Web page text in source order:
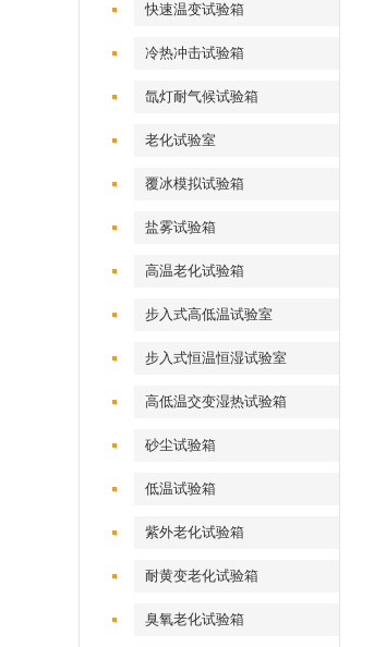
快速温变试验箱
冷热冲击试验箱
氙灯耐气候试验箱
老化试验室
覆冰模拟试验箱
盐雾试验箱
高温老化试验箱
步入式高低温试验室
步入式恒温恒湿试验室
高低温交变湿热试验箱
砂尘试验箱
低温试验箱
紫外老化试验箱
耐黄变老化试验箱
臭氧老化试验箱